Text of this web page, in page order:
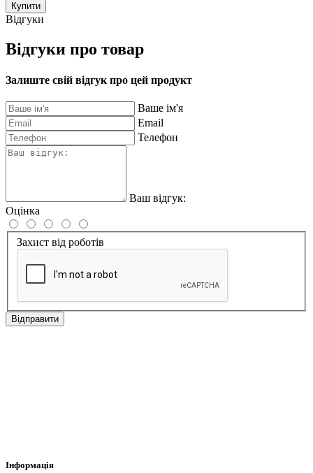
Купити
Відгуки
Відгуки про товар
Залиште свій відгук про цей продукт
Ваше ім'я
Email
Телефон
Ваш відгук:
Оцінка
Захист від роботів
Відправити
Інформація